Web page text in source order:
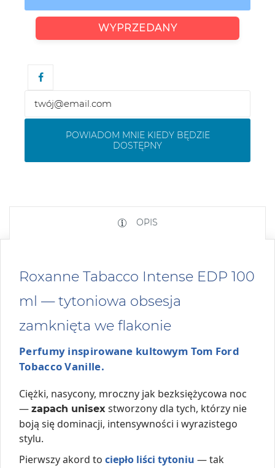
WYPRZEDANY
POWIADOM MNIE KIEDY BĘDZIE
DOSTĘPNY
OPIS
Roxanne Tabacco Intense EDP 100
ml — tytoniowa obsesja
zamknięta we flakonie
Perfumy inspirowane kultowym Tom Ford
Tobacco Vanille.
Ciężki, nasycony, mroczny jak bezksiężycowa noc
— zapach unisex stworzony dla tych, którzy nie
boją się dominacji, intensywności i wyrazistego
stylu.
Pierwszy akord to ciepło liści tytoniu — tak